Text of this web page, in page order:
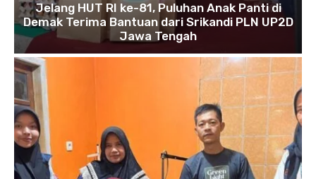
Jelang HUT RI ke-81, Puluhan Anak Panti di
Demak Terima Bantuan dari Srikandi PLN UP2D
Jawa Tengah